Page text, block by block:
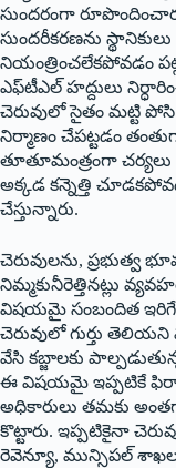
సుందరంగా
సుందరీకరణను
నియంత్రించలేకపోవడం పట్ల
ఎఫ్‌టీఎల్‌ ‌హద్దులు
చెరువులో సైతం మట్టి
నిర్మాణం చేపట్టడం
తూతూమంత్రంగా
అక్కడ కన్నెత్తి
చేస్తున్నారు.
చెరువులను, ప్రభుత్వ
నిమ్మకునీరెత్తినట్లు
విషయమై సంబందిత
చెరువులో గుర్తు తెలియని
వేసి కబ్జాలకు
ఈ విషయమై ఇప్పటికే
అధికారులు తమకు
కొట్టారు. ఇప్పటికైనా
‌రెవెన్యూ, మున్సిపల్‌